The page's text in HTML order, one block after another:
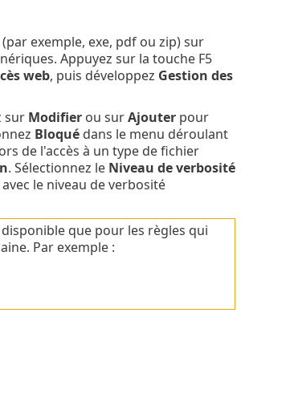
exemple, exe, pdf ou zip) sur
Appuyez sur la touche F5
web, puis développez Gestion des
sur Modifierou surAjouterpour
Bloquédans le menu déroulant
de l'accès à un type de fichier
. Sélectionnez le Niveau de verbosité
le niveau de verbosité
que pour les règles qui
Par exemple :